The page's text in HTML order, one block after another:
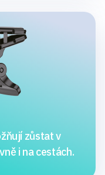
zůstat v
i na cestách.